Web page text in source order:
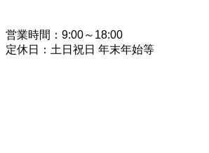
営業時間：9:00～18:00
定休日：土日祝日 年末年始等